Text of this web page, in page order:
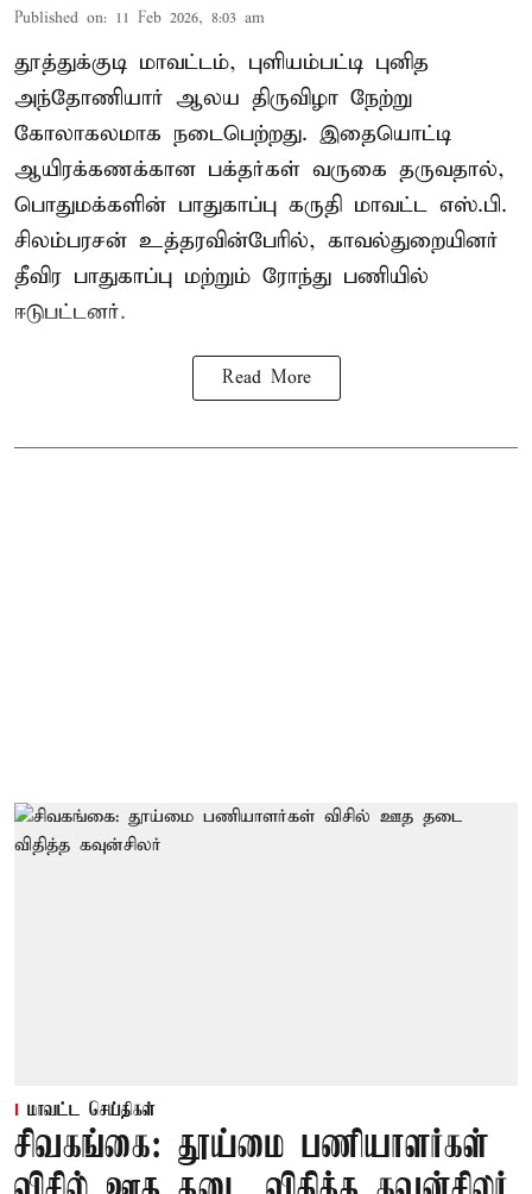
Published on: 11 Feb 2026, 8:03 am
தூத்துக்குடி மாவட்டம், புளியம்பட்டி புனித
அந்தோணியார் ஆலய திருவிழா நேற்று
கோலாகலமாக நடைபெற்றது. இதையொட்டி
ஆயிரக்கணக்கான பக்தர்கள் வருகை தருவதால்,
பொதுமக்களின் பாதுகாப்பு கருதி மாவட்ட எஸ்.பி.
சிலம்பரசன் உத்தரவின்பேரில், காவல்துறையினர்
தீவிர பாதுகாப்பு மற்றும் ரோந்து பணியில்
ஈடுபட்டனர்.
Read More
மாவட்ட செய்திகள்
சிவகங்கை: தூய்மை பணியாளர்கள்